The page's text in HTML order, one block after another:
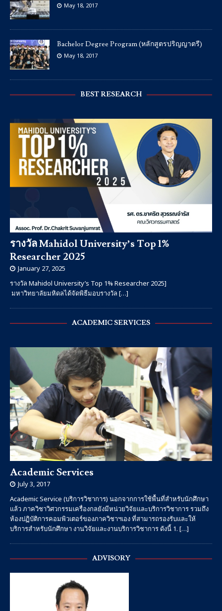
May 18, 2017
Bachelor Degree Program (หลักสูตรปริญญาตรี)
May 18, 2017
BEST RESEARCH
รางวัล Mahidol University’s Top 1%
Researcher 2025
January 27, 2025
รางวัล Mahidol University’s Top 1% Researcher 2025]
มหาวิทยาลัยมหิดลได้จัดพิธีมอบรางวัล […]
ACADEMIC SERVICES
Academic Services
July 3, 2017
Academic Service (บริการวิชาการ) นอกจากการใช้พื้นที่สำหรับนักศึกษา
แล้ว ภาควิชาวิศวกรรมเครื่องกลยังมีหน่วยวิจัยและบริการวิชาการ รวมถึง
ห้องปฏิบัติการคอมพิวเตอร์ของภาควิชาฯเอง ที่สามารถรองรับและให้
บริการสำหรับนักศึกษา งานวิจัยและงานบริการวิชาการ ดังนี้ 1. […]
ADVISORY